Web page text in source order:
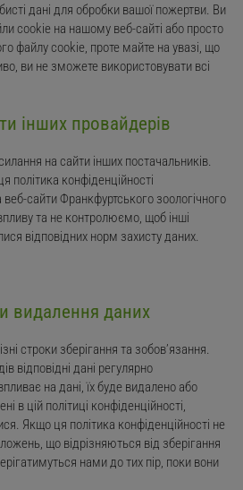
дані для обробки вашої пожертви. Ви
cookie на нашому веб-сайті або просто
файлу cookie, проте майте на увазі, що
ви не зможете використовувати всі
інших провайдерів
на сайти інших постачальників.
політика конфіденційності
сайти Франкфуртського зоологічного
та не контролюємо, щоб інші
відповідних норм захисту даних.
видалення даних
строки зберігання та зобов’язання.
відповідні дані регулярно
на дані, їх буде видалено або
в цій політиці конфіденційності,
Якщо ця політика конфіденційності не
що відрізняються від зберігання
нами до тих пір, поки вони